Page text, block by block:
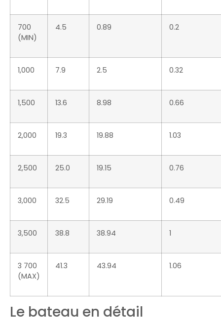
700
(MIN)
4.5 0.89 0.2
1,000 7.9 2.5 0.32
1,500 13.6 8.98 0.66
2,000 19.3 19.88 1.03
2,500 25.0 19.15 0.76
3,000 32.5 29.19 0.49
3,500 38.8 38.94 1
3 700
(MAX)
41.3 43.94 1.06
Le bateau en détail